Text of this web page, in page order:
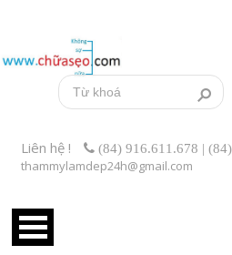
Liên hệ ! (84) 916.611.678 |
thammylamdep24h@gmail.com